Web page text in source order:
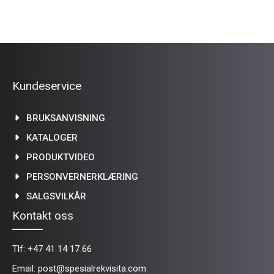
Kundeservice
BRUKSANVISNING
KATALOGER
PRODUKTVIDEO
PERSONVERNERKLÆRING
SALGSVILKÅR
Kontakt oss
Tlf: +47 41 14 17 66
Email: post@spesialrekvisita.com